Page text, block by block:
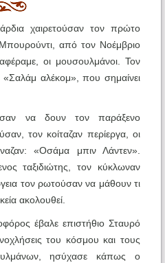
χαιρετούσαν τον πρώτο
από τον Νοέμβριο
οι μουσουλμάνοι. Τον
«Σαλάμ αλέκομ», που σημαίνει
να δουν τον παράξενο
τον κοίταζαν περίεργα, οι
«Οσάμα μπιν Λάντεν».
ταξιδιώτης, τον κύκλωναν
τον ρωτούσαν να μάθουν τι
ακολουθεί.
έβαλε επιστήθιο Σταυρό
του κόσμου και τους
ησύχασε κάπως ο